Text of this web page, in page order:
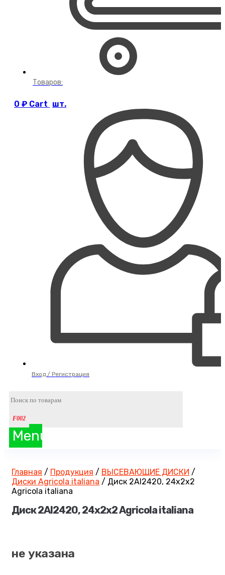
Товаров:
0 ₽ Cart
Вход / Регистрация
Menu
Главная / Продукция / ВЫСЕВАЮЩИЕ ДИСКИ /
Диски Agricola italiana / Диск 2AI2420, 24х2х2
Agricola italiana
Диск 2AI2420, 24х2х2 Agricola italiana
не указана